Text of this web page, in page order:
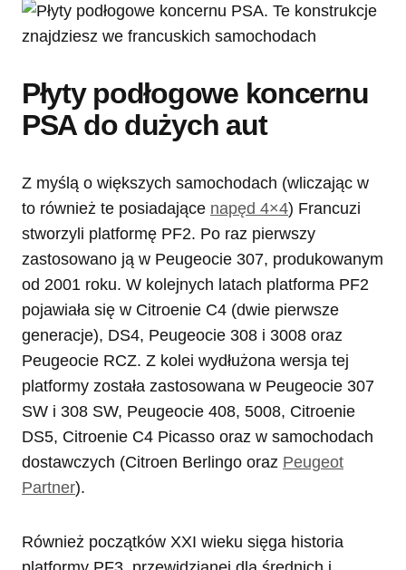
Płyty podłogowe koncernu
PSA do dużych aut
Z myślą o większych samochodach (wliczając w
to również te posiadające napęd 4×4) Francuzi
stworzyli platformę PF2. Po raz pierwszy
zastosowano ją w Peugeocie 307, produkowanym
od 2001 roku. W kolejnych latach platforma PF2
pojawiała się w Citroenie C4 (dwie pierwsze
generacje), DS4, Peugeocie 308 i 3008 oraz
Peugeocie RCZ. Z kolei wydłużona wersja tej
platformy została zastosowana w Peugeocie 307
SW i 308 SW, Peugeocie 408, 5008, Citroenie
DS5, Citroenie C4 Picasso oraz w samochodach
dostawczych (Citroen Berlingo oraz Peugeot
Partner).
Również początków XXI wieku sięga historia